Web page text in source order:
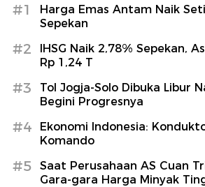
#1
Harga Emas Antam Naik
Sepekan
#2
IHSG Naik 2,78% Sepekan,
Rp 1,24 T
#3
Tol Jogja-Solo Dibuka Libur
Begini Progresnya
#4
Ekonomi Indonesia:
Komando
#5
Saat Perusahaan AS Cuan
Gara-gara Harga Minyak